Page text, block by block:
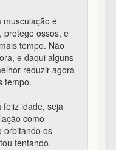
musculação é
protege ossos, e
tempo. Não
e daqui alguns
reduzir agora
tempo.
feliz idade, seja
como
orbitando os
tentando.